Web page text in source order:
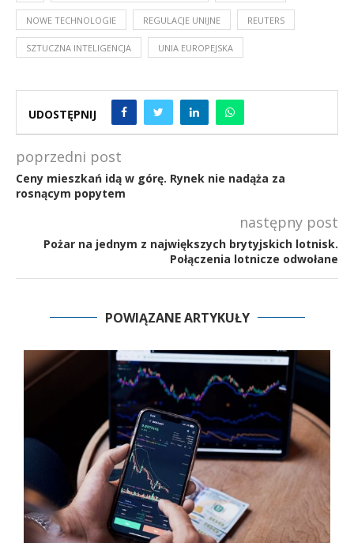
NOWE TECHNOLOGIE REGULACJE UNIJNE REUTERS
SZTUCZNA INTELIGENCJA UNIA EUROPEJSKA
UDOSTĘPNIJ
poprzedni post
Ceny mieszkań idą w górę. Rynek nie nadąża za
rosnącym popytem
następny post
Pożar na jednym z największych brytyjskich lotnisk.
Połączenia lotnicze odwołane
POWIĄZANE ARTYKUŁY